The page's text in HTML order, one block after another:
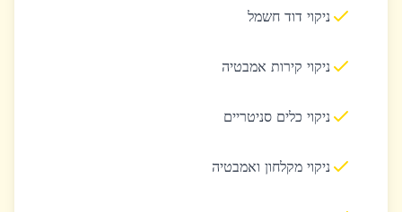
ניקוי דוד חשמל
ניקוי קירות אמבטיה
ניקוי כלים סניטריים
ניקוי מקלחון ואמבטיה